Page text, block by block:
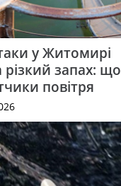
у Житомирі
різкий запах: що
повітря